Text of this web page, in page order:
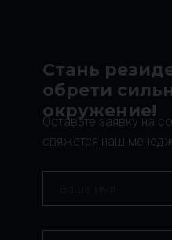
Оставьте заявку на
свяжется наш
Стань
обрети
окружение!